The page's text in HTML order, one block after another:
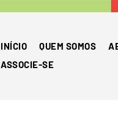
INÍCIO QUEM SOMOS
ASSOCIE-SE